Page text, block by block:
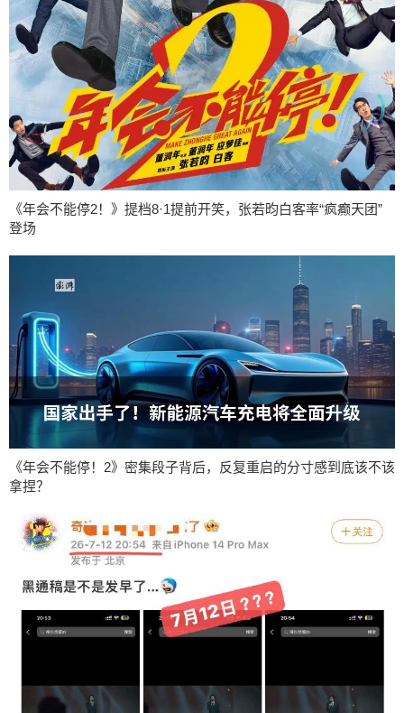
《年会不能停2！》提档8·1提前开笑，张若昀白客率“疯癫天团”
登场
《年会不能停！2》密集段子背后，反复重启的分寸感到底该不该
拿捏？